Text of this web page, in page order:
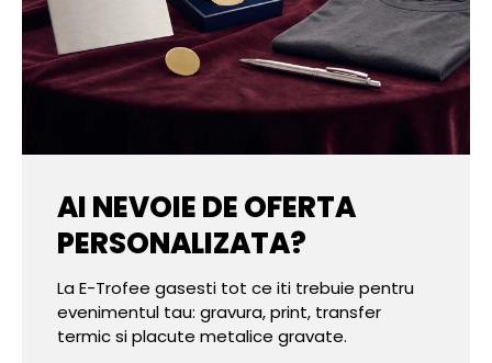
AI NEVOIE DE OFERTA
PERSONALIZATA?
La E-Trofee gasesti tot ce iti trebuie pentru
evenimentul tau: gravura, print, transfer
termic si placute metalice gravate.